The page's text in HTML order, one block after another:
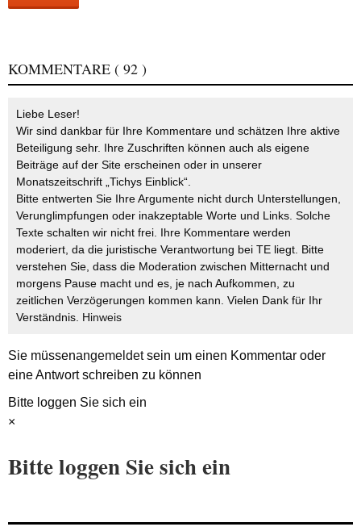
KOMMENTARE ( 92 )
Liebe Leser!
Wir sind dankbar für Ihre Kommentare und schätzen Ihre aktive
Beteiligung sehr. Ihre Zuschriften können auch als eigene
Beiträge auf der Site erscheinen oder in unserer
Monatszeitschrift „Tichys Einblick“.
Bitte entwerten Sie Ihre Argumente nicht durch Unterstellungen,
Verunglimpfungen oder inakzeptable Worte und Links. Solche
Texte schalten wir nicht frei. Ihre Kommentare werden
moderiert, da die juristische Verantwortung bei TE liegt. Bitte
verstehen Sie, dass die Moderation zwischen Mitternacht und
morgens Pause macht und es, je nach Aufkommen, zu
zeitlichen Verzögerungen kommen kann. Vielen Dank für Ihr
Verständnis. Hinweis
Sie müssenangemeldetsein um einen Kommentar oder
eine Antwort schreiben zu können
Bitte loggen Sie sich ein
×
Bitte loggen Sie sich ein